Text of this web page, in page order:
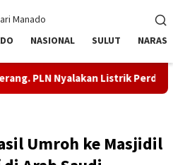
NASIONAL SULUT NARASI
Listrik Perdana di Pulau
Umroh ke Masjidil